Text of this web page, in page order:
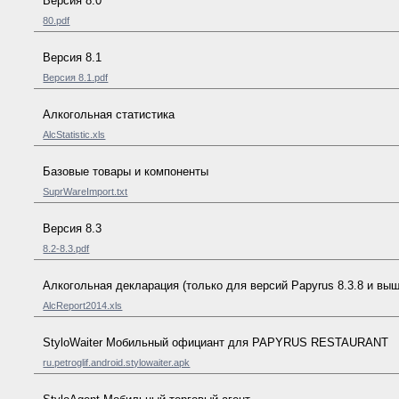
80.pdf
Версия 8.1
Версия 8.1.pdf
Алкогольная статистика
AlcStatistic.xls
Базовые товары и компоненты
SuprWareImport.txt
Версия 8.3
8.2-8.3.pdf
Алкогольная декларация (только для версий Papyrus 8.3.8 и
AlcReport2014.xls
StyloWaiter Мобильный официант для PAPYRUS RESTAURANT
ru.petroglif.android.stylowaiter.apk